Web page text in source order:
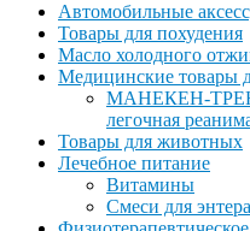
Автомобильные
Товары для похудения
Масло холодного
Медицинские товары
МАНЕКЕН-
легочная
Товары для животных
Лечебное питание
Витамины
Смеси для